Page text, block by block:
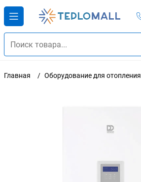
Главная Оборудование для отопления